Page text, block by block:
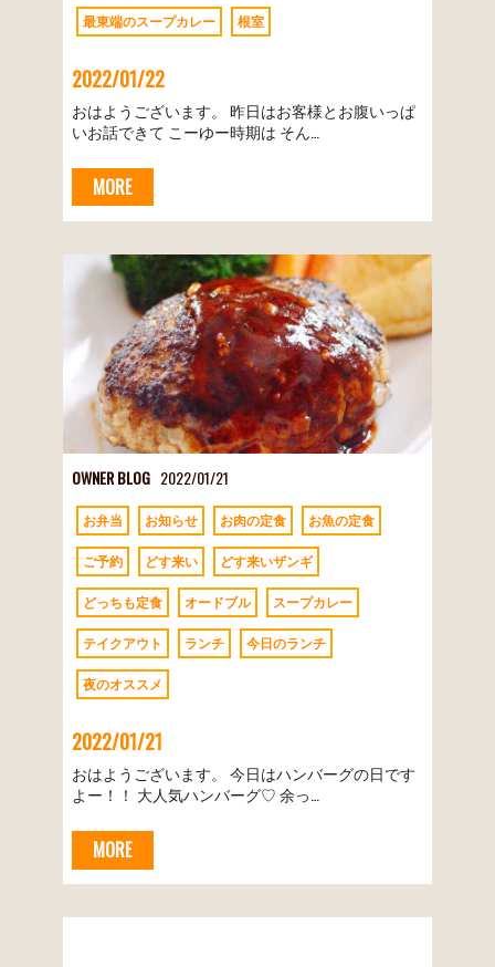
最東端のスープカレー 根室
2022/01/22
おはようございます。 昨日はお客様とお腹いっぱ
いお話できて こーゆー時期は そん…
MORE
OWNER BLOG 2022/01/21
お弁当 お知らせ お肉の定食 お魚の定食
ご予約 どす来い どす来いザンギ
どっちも定食 オードブル スープカレー
テイクアウト ランチ 今日のランチ
夜のオススメ
2022/01/21
おはようございます。 今日はハンバーグの日です
よー！！ 大人気ハンバーグ♡ 余っ…
MORE